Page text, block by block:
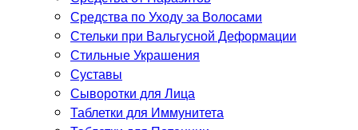
Средства по Уходу за Волосами
Стельки при Вальгусной Деформации
Стильные Украшения
Суставы
Сыворотки для Лица
Таблетки для Иммунитета